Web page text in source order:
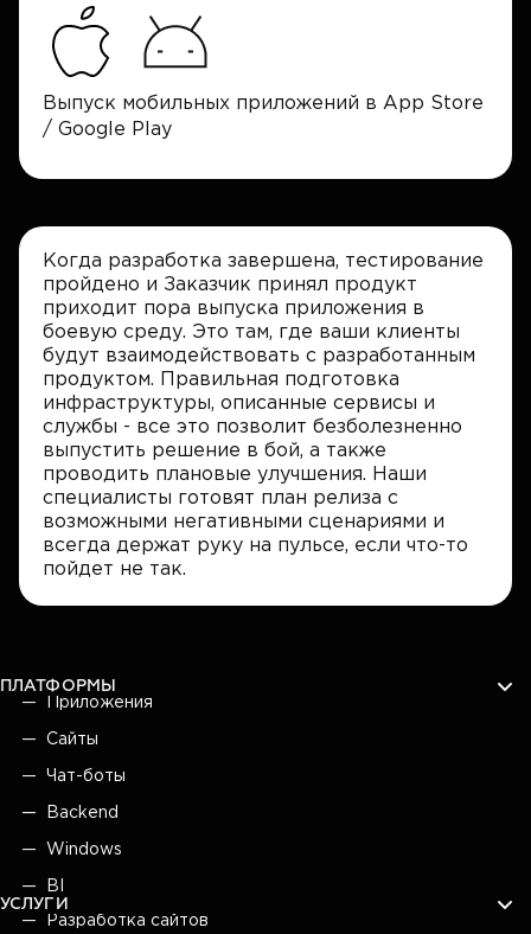
Выпуск мобильных приложений в App Store
/ Google Play
Когда разработка завершена, тестирование
пройдено и Заказчик принял продукт
приходит пора выпуска приложения в
боевую среду. Это там, где ваши клиенты
будут взаимодействовать с разработанным
продуктом. Правильная подготовка
инфраструктуры, описанные сервисы и
службы - все это позволит безболезненно
выпустить решение в бой, а также
проводить плановые улучшения. Наши
специалисты готовят план релиза с
возможными негативными сценариями и
всегда держат руку на пульсе, если что-то
пойдет не так.
ПЛАТФОРМЫ
Приложения
Сайты
Чат-боты
Backend
Windows
BI
УСЛУГИ
Разработка сайтов